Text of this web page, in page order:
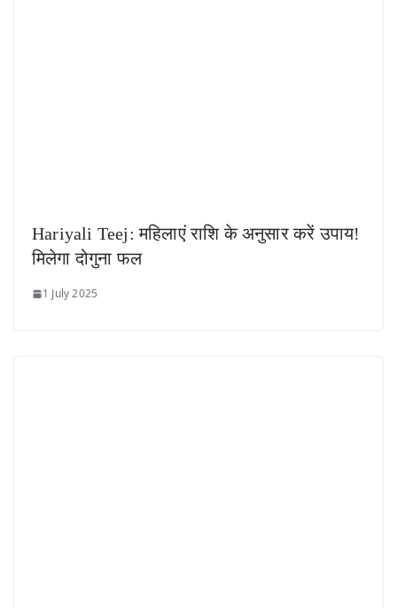
Hariyali Teej: महिलाएं राशि के अनुसार करें उपाय!
मिलेगा दोगुना फल
1 July 2025